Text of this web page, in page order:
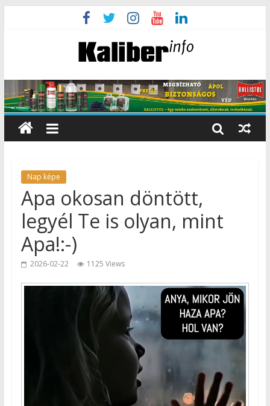
Nap képe
Apa okosan döntött,
legyél Te is olyan, mint
Apa!:-)
2026-02-22 1125 Views